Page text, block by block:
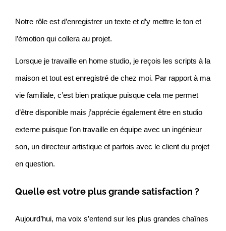
Notre rôle est d’enregistrer un texte et d’y mettre le ton et
l’émotion qui collera au projet.
Lorsque je travaille en home studio, je reçois les scripts à la
maison et tout est enregistré de chez moi. Par rapport à ma
vie familiale, c’est bien pratique puisque cela me permet
d’être disponible mais j’apprécie également être en studio
externe puisque l’on travaille en équipe avec un ingénieur
son, un directeur artistique et parfois avec le client du projet
en question.
Quelle est votre plus grande satisfaction ?
Aujourd’hui, ma voix s’entend sur les plus grandes chaînes